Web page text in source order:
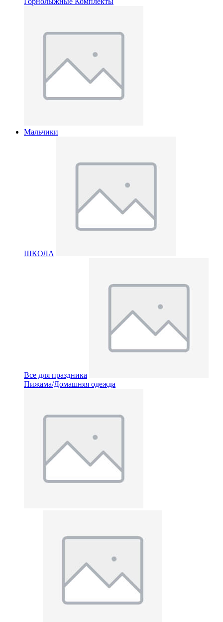
Мальчики
ШКОЛА
Все для праздника
Пижама/Домашняя одежда